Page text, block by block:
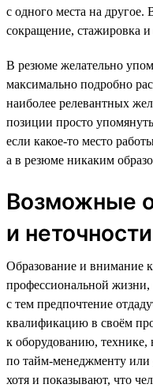
с одного места на другое.
сокращение, стажировка и
В резюме желательно
максимально подробно
наиболее релевантных
позиции просто
если какое-то место
а в резюме никаким
Возможные
и неточности
Образование и внимание
профессиональной
с тем предпочтение
квалификацию в своём
к оборудованию,
по тайм-менеджменту или
хотя и показывают, что